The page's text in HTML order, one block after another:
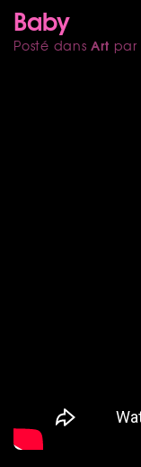
Baby
Posté dansArt par